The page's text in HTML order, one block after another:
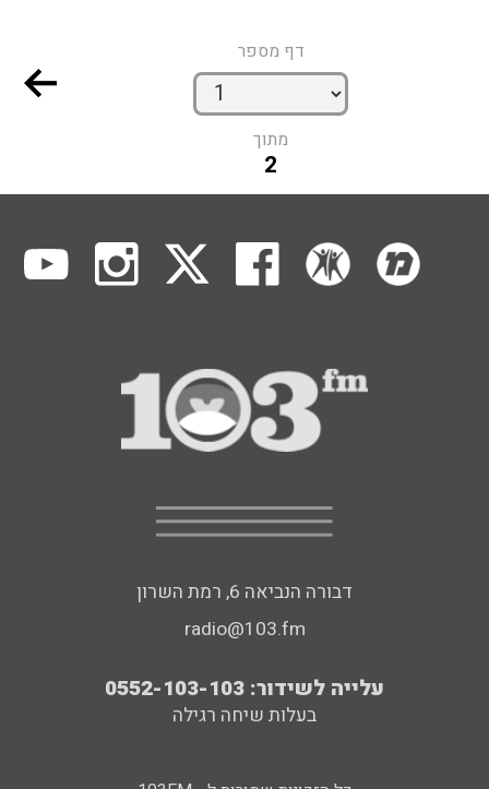
דף מספר
מתוך
2
דבורה הנביאה 6, רמת השרון
radio@103.fm
עלייה לשידור: 0552-103-103
בעלות שיחה רגילה